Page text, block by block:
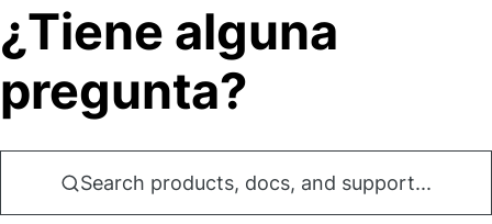
¿Tiene alguna
pregunta?
Search products, docs, and support...